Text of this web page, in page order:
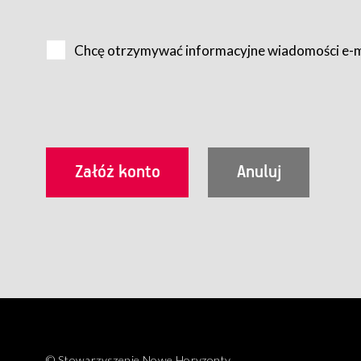
Usługobiorca przed rozpoczęciem korzystania z
utrwalenie i wydrukowanie.
§ 3
Korzystanie ze wszystkich aplikacji Serwisu może być
Chcę otrzymywać informacyjne wiadomości e-